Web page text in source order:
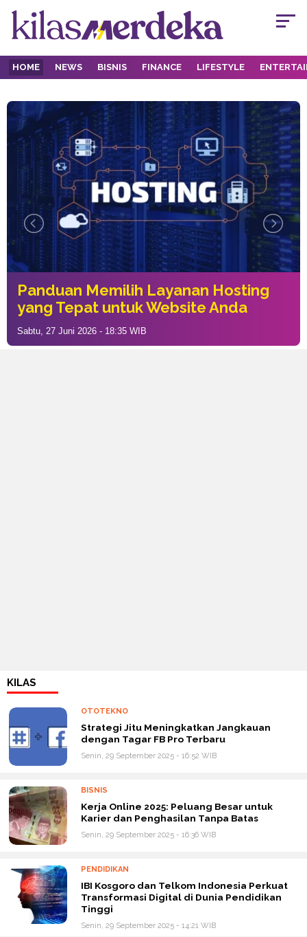
HOME NEWS BISNIS FINANCE LIFESTYLE
Panduan Memilih Layanan Hosting
yang Tepat untuk Website Anda
Sabtu, 27 Juni 2026 - 18:35 WIB
KILAS
OTOTEKNO
Strategi Jitu Meningkatkan Jangkauan
dengan Tagar FB Pro Terbaru
Senin, 29 September 2025 - 16:52 WIB
BISNIS
Kerja Online 2025: Peluang Besar untuk
Karier dan Penghasilan Tanpa Batas
Senin, 29 September 2025 - 16:36 WIB
PENDIDIKAN
IBI Kosgoro dan Telkom Indonesia Perkuat
Transformasi Digital di Dunia Pendidikan
Tinggi
Senin, 29 September 2025 - 14:21 WIB